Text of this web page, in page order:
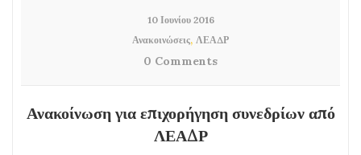
10 Ιουνίου 2016
Ανακοινώσεις, ΛΕΑΔΡ
0 Comments
Ανακοίνωση για επιχορήγηση συνεδρίων από
ΛΕΑΔΡ